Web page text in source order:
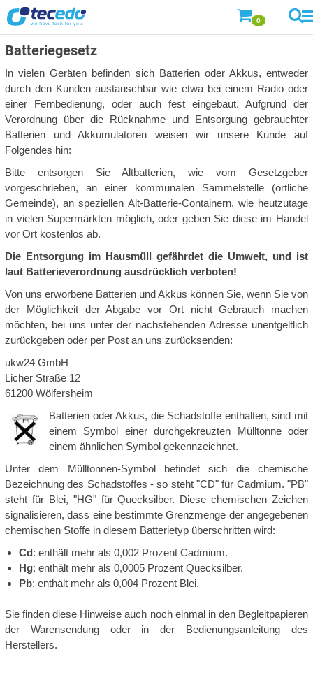
0
Batteriegesetz
In vielen Geräten befinden sich Batterien oder Akkus, entweder
durch den Kunden austauschbar wie etwa bei einem Radio oder
einer Fernbedienung, oder auch fest eingebaut. Aufgrund der
Verordnung über die Rücknahme und Entsorgung gebrauchter
Batterien und Akkumulatoren weisen wir unsere Kunde auf
Folgendes hin:
Bitte entsorgen Sie Altbatterien, wie vom Gesetzgeber
vorgeschrieben, an einer kommunalen Sammelstelle (örtliche
Gemeinde), an speziellen Alt-Batterie-Containern, wie heutzutage
in vielen Supermärkten möglich, oder geben Sie diese im Handel
vor Ort kostenlos ab.
Die Entsorgung im Hausmüll gefährdet die Umwelt, und ist
laut Batterieverordnung ausdrücklich verboten!
Von uns erworbene Batterien und Akkus können Sie, wenn Sie von
der Möglichkeit der Abgabe vor Ort nicht Gebrauch machen
möchten, bei uns unter der nachstehenden Adresse unentgeltlich
zurückgeben oder per Post an uns zurücksenden:
ukw24 GmbH
Licher Straße 12
61200 Wölfersheim
Batterien oder Akkus, die Schadstoffe enthalten, sind mit
einem Symbol einer durchgekreuzten Mülltonne oder
einem ähnlichen Symbol gekennzeichnet.
Unter dem Mülltonnen-Symbol befindet sich die chemische
Bezeichnung des Schadstoffes - so steht "CD" für Cadmium. "PB"
steht für Blei, "HG" für Quecksilber. Diese chemischen Zeichen
signalisieren, dass eine bestimmte Grenzmenge der angegebenen
chemischen Stoffe in diesem Batterietyp überschritten wird:
Cd: enthält mehr als 0,002 Prozent Cadmium.
Hg: enthält mehr als 0,0005 Prozent Quecksilber.
Pb: enthält mehr als 0,004 Prozent Blei.
Sie finden diese Hinweise auch noch einmal in den Begleitpapieren
der Warensendung oder in der Bedienungsanleitung des
Herstellers.